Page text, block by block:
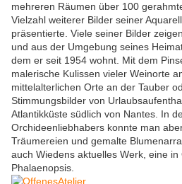
mehreren Räumen über 100
Vielzahl weiterer Bilder seiner
präsentierte. Viele seiner Bilder
und aus der Umgebung seines
dem er seit 1954 wohnt. Mit dem
malerische Kulissen vieler Weinorte
mittelalterlichen Orte an der Tauber
Stimmungsbilder von
Atlantikküste südlich von Nantes. In
Orchideenliebhabers konnte man
Träumereien und gemalte
auch Wiedens aktuelles Werk, eine
Phalaenopsis.